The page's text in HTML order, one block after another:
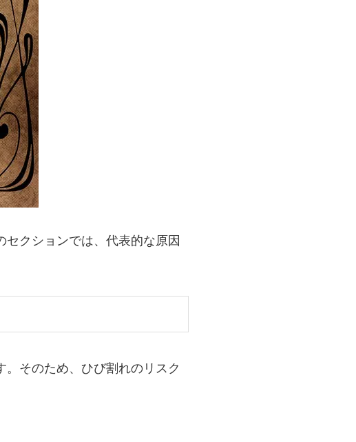
クションでは、代表的な原因
そのため、ひび割れのリスク